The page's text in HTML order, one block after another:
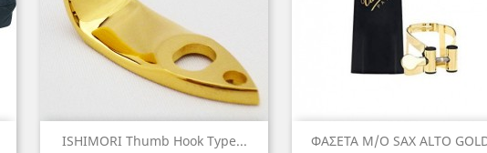
ISHIMORI Thumb Hook Type...
Γρήγορη προβολή ΦΑΣΕΤΑ Μ/Ο SAX ALTO
Γρήγορη προβολή